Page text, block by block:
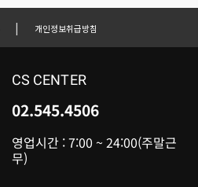
| 개인정보취급방침
CS CENTER
02.545.4506
영업시간 : 7:00 ~ 24:00(주말근
무)